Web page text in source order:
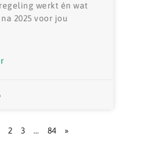
werkt én wat
2025 voor jou
2 3 … 84 »